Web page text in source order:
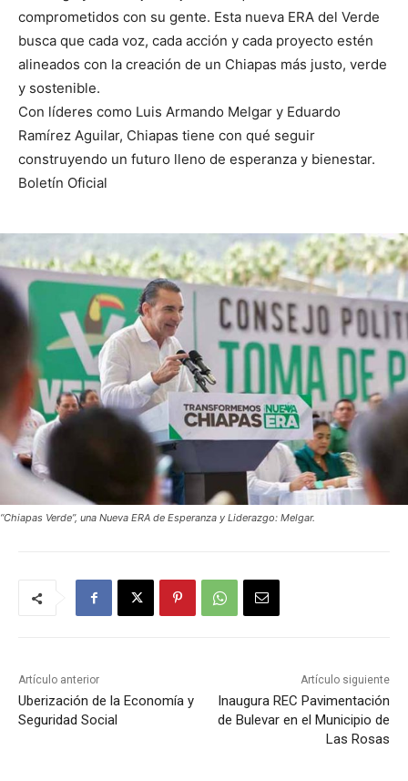
comprometidos con su gente. Esta nueva ERA del Verde
busca que cada voz, cada acción y cada proyecto estén
alineados con la creación de un Chiapas más justo, verde
y sostenible.
Con líderes como Luis Armando Melgar y Eduardo
Ramírez Aguilar, Chiapas tiene con qué seguir
construyendo un futuro lleno de esperanza y bienestar.
Boletín Oficial
“Chiapas Verde”, una Nueva ERA de Esperanza y Liderazgo: Melgar.
Artículo anterior
Uberización de la Economía y
Seguridad Social
Artículo siguiente
Inaugura REC Pavimentación
de Bulevar en el Municipio de
Las Rosas